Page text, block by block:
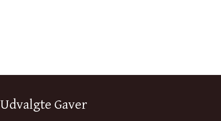
Udvalgte Gaver